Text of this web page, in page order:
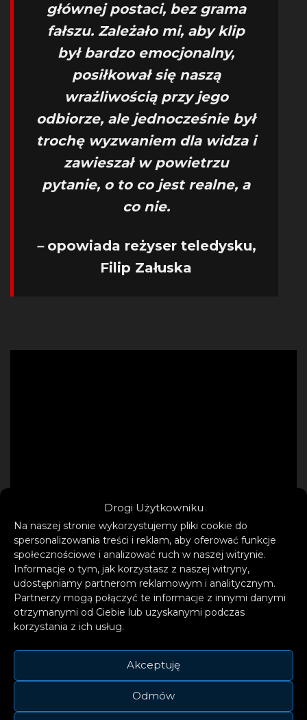
Drogi Użytkowniku
Na naszej stronie wykorzystujemy pliki cookie do
spersonalizowania treści i reklam, aby oferować funkcje
społecznościowe i analizować ruch w naszej witrynie.
Informacje o tym, jak korzystasz z naszej witryny,
udostępniamy partnerom reklamowym i analitycznym.
Partnerzy mogą połączyć te informacje z innymi danymi
otrzymanymi od Ciebie lub uzyskanymi podczas
korzystania z ich usług.
Akceptuję
Odmów
głównej postaci, bez grama
fałszu. Zależało mi, aby klip
był bardzo emocjonalny,
posiłkował się naszą
wrażliwością przy jego
odbiorze, ale jednocześnie był
trochę wyzwaniem dla widza i
zawieszał w powietrzu
pytanie, o to co jest realne, a
co nie.
–opowiada reżyser teledysku,
Filip Załuska